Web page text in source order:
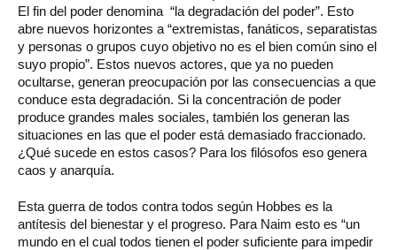
El fin del poder denomina “la degradación del poder”. Esto
abre nuevos horizontes a “extremistas, fanáticos, separatistas
y personas o grupos cuyo objetivo no es el bien común sino el
suyo propio”. Estos nuevos actores, que ya no pueden
ocultarse, generan preocupación por las consecuencias a que
conduce esta degradación. Si la concentración de poder
produce grandes males sociales, también los generan las
situaciones en las que el poder está demasiado fraccionado.
¿Qué sucede en estos casos? Para los filósofos eso genera
caos y anarquía.
Esta guerra de todos contra todos según Hobbes es la
antítesis del bienestar y el progreso. Para Naim esto es “un
mundo en el cual todos tienen el poder suficiente para impedir